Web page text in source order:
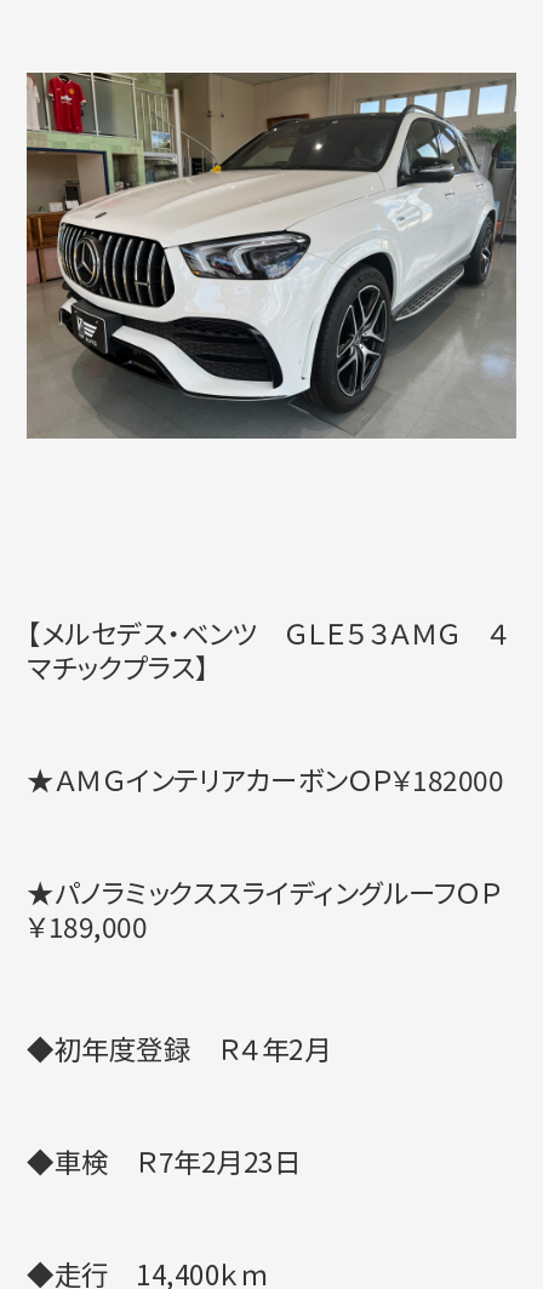
【メルセデス・ベンツ ＧＬＥ５３ＡＭＧ ４
マチックプラス】
★ＡＭＧインテリアカーボンＯＰ￥182000
★パノラミックススライディングルーフＯＰ
￥189,000
◆初年度登録 Ｒ４年2月
◆車検 Ｒ7年2月23日
◆走行 14,400ｋｍ